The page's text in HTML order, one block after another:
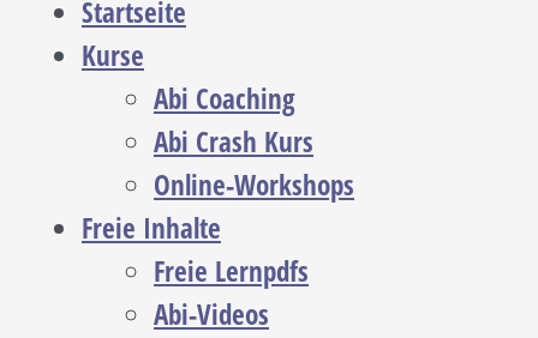
Startseite
Kurse
Abi Coaching
Abi Crash Kurs
Online-Workshops
Freie Inhalte
Freie Lernpdfs
Abi-Videos